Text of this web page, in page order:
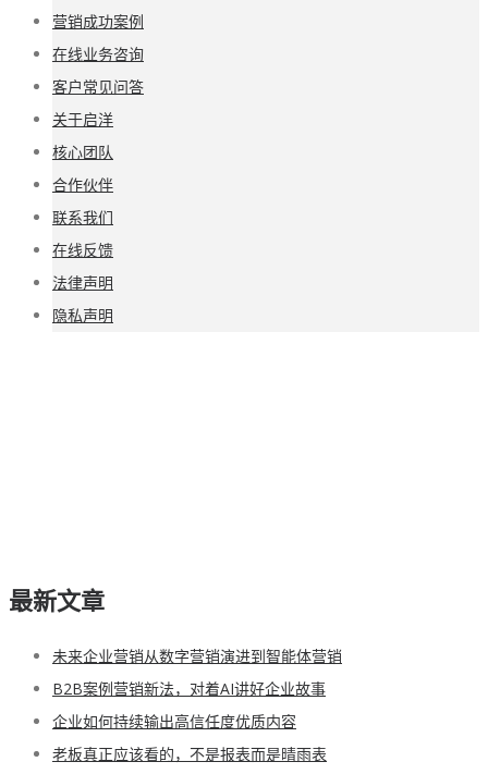
营销成功案例
在线业务咨询
客户常见问答
关于启洋
核心团队
合作伙伴
联系我们
在线反馈
法律声明
隐私声明
最新文章
未来企业营销从数字营销演进到智能体营销
B2B案例营销新法，对着AI讲好企业故事
企业如何持续输出高信任度优质内容
老板真正应该看的，不是报表而是晴雨表